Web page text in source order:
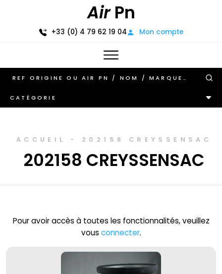
AirPn
+33 (0) 4 79 62 19 04 Mon compte
CATÉGORIE
ACCUEIL - 202158 CREYSSENSAC
202158 CREYSSENSAC
Pour avoir accès à toutes les fonctionnalités, veuillez
vous connecter.